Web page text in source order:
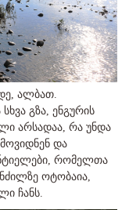
ალბათ.
გზა, ენგურის
არსადაა, რა უნდა
და
რომელთა
ოტობაია,
ჩანს.